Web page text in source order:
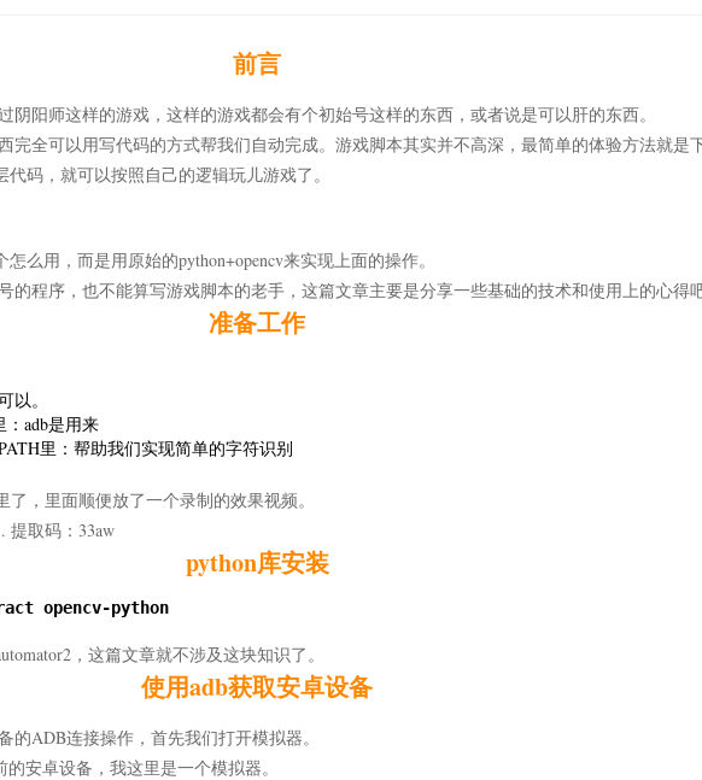
前言
阴阳师这样的游戏，这样的游戏都会有个初始号这样的东西，或者说是可以肝的东西。
完全可以用写代码的方式帮我们自动完成。游戏脚本其实并不高深，最简单的体验方法就是
码，就可以按照自己的逻辑玩儿游戏了。
么用，而是用原始的python+opencv来实现上面的操作。
的程序，也不能算写游戏脚本的老手，这篇文章主要是分享一些基础的技术和使用上的心得
准备工作
以。
：adb是用来
里：帮助我们实现简单的字符识别
了，里面顺便放了一个录制的效果视频。
提取码：33aw
python库安装
opencv-python
，这篇文章就不涉及这块知识了。
使用adb获取安卓设备
ADB连接操作，首先我们打开模拟器。
安卓设备，我这里是一个模拟器。